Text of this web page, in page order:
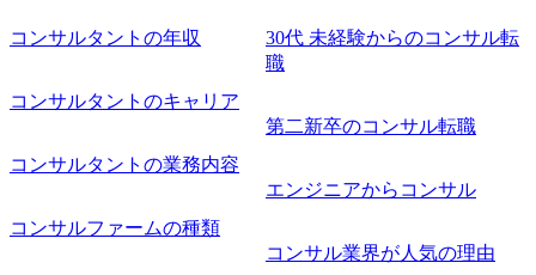
している方
コンサルタントの年収
コンサルタントのキャリア
コンサルタントの業務内容
コンサルファームの種類
30代 未経験からのコンサル転
職
第二新卒のコンサル転職
エンジニアからコンサル
コンサル業界が人気の理由